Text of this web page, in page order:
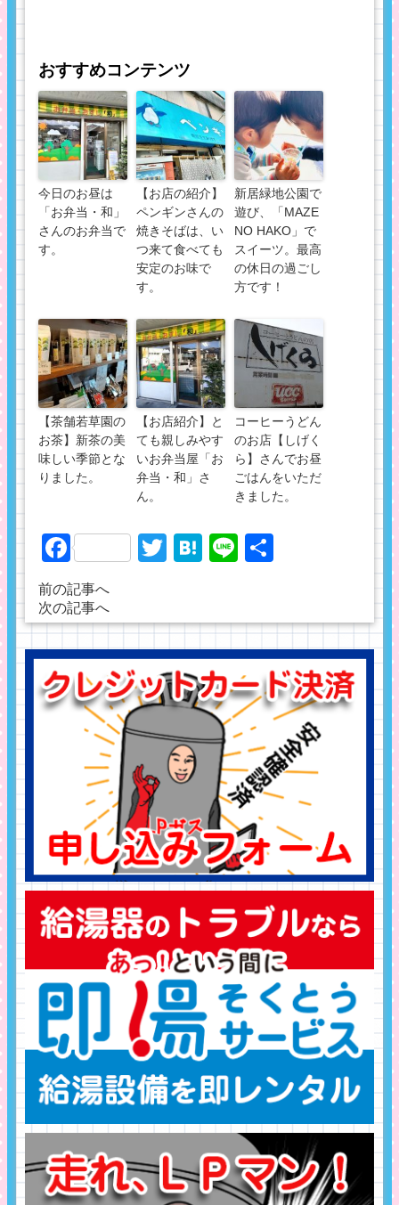
おすすめコンテンツ
今日のお昼は
「お弁当・和」
さんのお弁当で
す。
【お店の紹介】
ペンギンさんの
焼きそばは、い
つ来て食べても
安定のお味で
す。
新居緑地公園で
遊び、「MAZE
NO HAKO」で
スイーツ。最高
の休日の過ごし
方です！
【茶舗若草園の
お茶】新茶の美
味しい季節とな
りました。
【お店紹介】と
ても親しみやす
いお弁当屋「お
弁当・和」さ
ん。
コーヒーうどん
のお店【しげく
ら】さんでお昼
ごはんをいただ
きました。
FacebookTwitter
Hatena
Line
前の記事へ
次の記事へ